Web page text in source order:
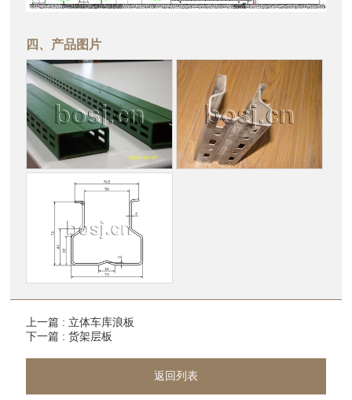
四、产品图片
上一篇 : 立体车库浪板
下一篇 : 货架层板
返回列表